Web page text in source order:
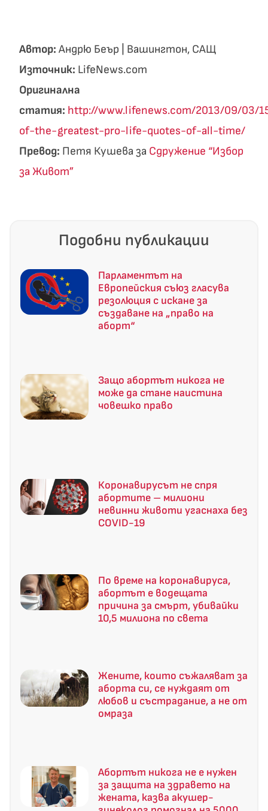
Автор: Андрю Беър | Вашингтон, САЩ
Източник: LifeNews.com
Оригинална
статия: http://www.lifenews.com/2013/09/03/
of-the-greatest-pro-life-quotes-of-all-time/
Превод: Петя Кушева за Сдружение “Избор
за Живот”
Подобни публикации
Парламентът на
Европейския съюз гласува
резолюция с искане за
създаване на „право на
аборт“
Защо абортът никога не
може да стане наистина
човешко право
Коронавирусът не спря
абортите – милиони
невинни животи угаснаха без
COVID-19
По време на коронавируса,
абортът е водещата
причина за смърт, убивайки
10,5 милиона по света
Жените, които съжаляват за
аборта си, се нуждаят от
любов и състрадание, а не от
омраза
Абортът никога не е нужен
за защита на здравето на
жената, казва акушер-